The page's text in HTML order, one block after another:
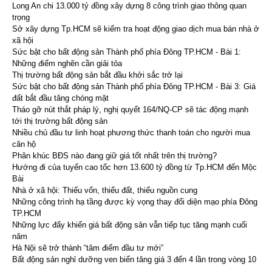
Long An chi 13.000 tỷ đồng xây dựng 8 công trình giao thông quan
trọng
Sở xây dựng Tp.HCM sẽ kiểm tra hoạt động giao dịch mua bán nhà ở
xã hội
Sức bật cho bất động sản Thành phố phía Đông TP.HCM - Bài 1:
Những điểm nghẽn cần giải tỏa
Thị trường bất động sản bắt đầu khởi sắc trở lại
Sức bật cho bất động sản Thành phố phía Đông TP.HCM - Bài 3: Giá
đất bắt đầu tăng chóng mặt
Tháo gỡ nút thắt pháp lý, nghị quyết 164/NQ-CP sẽ tác động mạnh
tới thị trường bất động sản
Nhiều chủ đầu tư linh hoạt phương thức thanh toán cho người mua
căn hộ
Phân khúc BĐS nào đang giữ giá tốt nhất trên thị trường?
Hướng đi của tuyến cao tốc hơn 13.600 tỷ đồng từ Tp.HCM đến Mộc
Bài
Nhà ở xã hội: Thiếu vốn, thiếu đất, thiếu nguồn cung
Những công trình hạ tầng được kỳ vọng thay đổi diện mạo phía Đông
TP.HCM
Những lực đẩy khiến giá bất động sản vẫn tiếp tục tăng mạnh cuối
năm
Hà Nội sẽ trở thành “tâm điểm đầu tư mới”
Bất động sản nghỉ dưỡng ven biển tăng giá 3 đến 4 lần trong vòng 10